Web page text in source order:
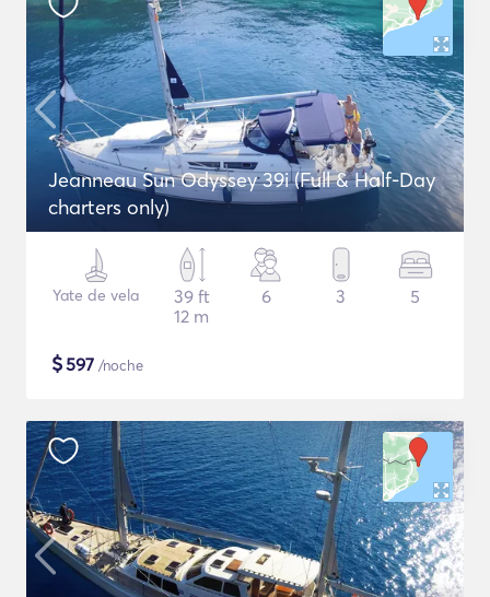
Jeanneau Sun Odyssey 39i (Full & Half-Day
charters only)
Yate de vela
39 ft
12 m
6 3 5
$597 /noche